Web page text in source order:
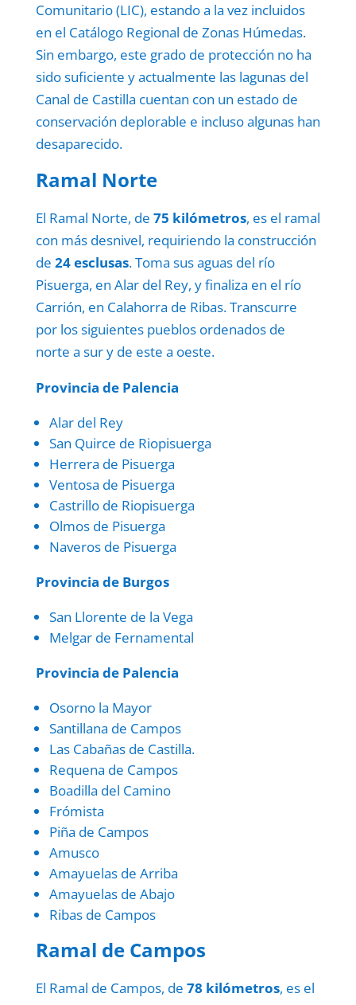
Comunitario (LIC), estando a la vez incluidos
en el Catálogo Regional de Zonas Húmedas.
Sin embargo, este grado de protección no ha
sido suficiente y actualmente las lagunas del
Canal de Castilla cuentan con un estado de
conservación deplorable e incluso algunas han
desaparecido.
Ramal Norte
El Ramal Norte, de 75 kilómetros, es el ramal
con más desnivel, requiriendo la construcción
de 24 esclusas. Toma sus aguas del río
Pisuerga, en Alar del Rey, y finaliza en el río
Carrión, en Calahorra de Ribas. Transcurre
por los siguientes pueblos ordenados de
norte a sur y de este a oeste.
Provincia de Palencia
Alar del Rey
San Quirce de Riopisuerga
Herrera de Pisuerga
Ventosa de Pisuerga
Castrillo de Riopisuerga
Olmos de Pisuerga
Naveros de Pisuerga
Provincia de Burgos
San Llorente de la Vega
Melgar de Fernamental
Provincia de Palencia
Osorno la Mayor
Santillana de Campos
Las Cabañas de Castilla.
Requena de Campos
Boadilla del Camino
Frómista
Piña de Campos
Amusco
Amayuelas de Arriba
Amayuelas de Abajo
Ribas de Campos
Ramal de Campos
El Ramal de Campos, de 78 kilómetros, es el